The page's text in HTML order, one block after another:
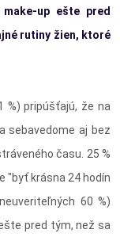
up ešte pred
rutiny žien, ktoré
%) pripúšťajú, že na
sebavedome aj bez
času. 25 %
"byť krásna 24 hodín
60 %)
pred tým, než sa